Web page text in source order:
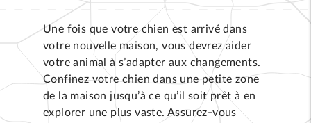
Une fois que votre chien est arrivé dans
votre nouvelle maison, vous devrez aider
votre animal à s’adapter aux changements.
Confinez votre chien dans une petite zone
de la maison jusqu’à ce qu’il soit prêt à en
explorer une plus vaste. Assurez-vous